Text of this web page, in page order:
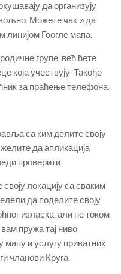
да организују
Можете чак и да
линијом Гоогле мапа.
групе, већ ћете
која учествују. Такође
за праћење телефона.
са ким делите своју
да апликација
проверити.
локацију са сваким
да поделите своју
изласка, али не током
пружа тај ниво
мапу и услугу приватних
чланови Круга.